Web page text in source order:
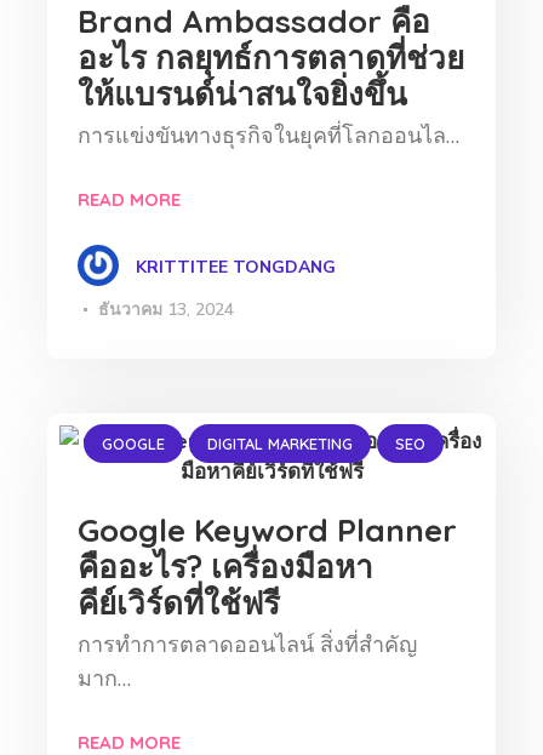
Brand Ambassador คือ
อะไร กลยุทธ์การตลาดที่ช่วย
ให้แบรนด์น่าสนใจยิ่งขึ้น
การแข่งขันทางธุรกิจในยุคที่โลกออนไล…
READ MORE
KRITTITEE TONGDANG
ธันวาคม 13, 2024
GOOGLE DIGITAL MARKETING SEO
Google Keyword Planner
คืออะไร? เครื่องมือหา
คีย์เวิร์ดที่ใช้ฟรี
การทำการตลาดออนไลน์ สิ่งที่สำคัญ
มาก…
READ MORE